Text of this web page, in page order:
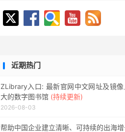
近期热门
ZLibrary入口: 最新官网中文网址及镜
大的数字图书馆 (持续更新)
2026-08-03
帮助中国企业建立清晰、可持续的出海